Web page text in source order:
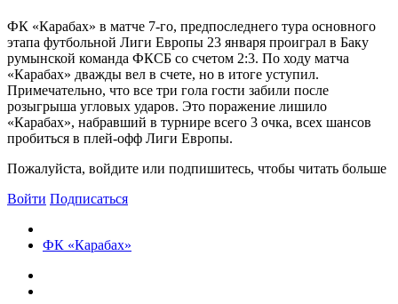
ФК «Карабах» в матче 7-го, предпоследнего тура основного
этапа футбольной Лиги Европы 23 января проиграл в Баку
румынской команда ФКСБ со счетом 2:3. По ходу матча
«Карабах» дважды вел в счете, но в итоге уступил.
Примечательно, что все три гола гости забили после
розыгрыша угловых ударов. Это поражение лишило
«Карабах», набравший в турнире всего 3 очка, всех шансов
пробиться в плей-офф Лиги Европы.
Пожалуйста, войдите или подпишитесь, чтобы читать больше
Войти Подписаться
ФК «Карабах»